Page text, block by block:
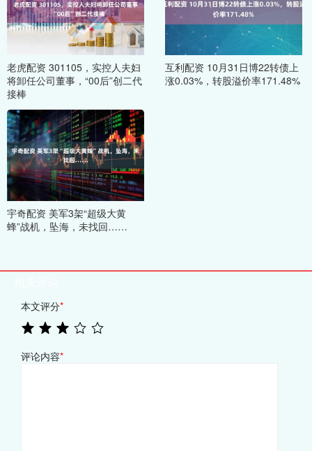
老虎配资 301105，实控人夫妇
将卸任公司董事，“00后”创二代
接棒
互利配资 10月31日博22转债上
涨0.03%，转股溢价率171.48%
宇奇配资 美军3架“超级大黄
蜂”战机，坠海，未找回……
本文评分*
评论内容*